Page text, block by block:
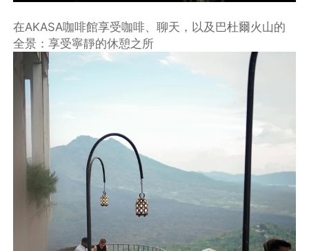
在AKASA咖啡館享受咖啡、聊天，以及巴杜爾火山的
全景：享受寧靜的休憩之所